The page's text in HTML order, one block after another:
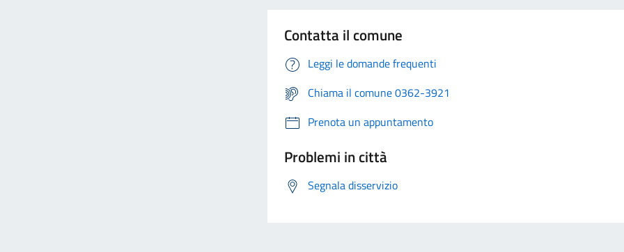
Contatta il comune
Leggi le domande frequenti
Chiama il comune 0362-3921
Prenota un appuntamento
Problemi in città
Segnala disservizio